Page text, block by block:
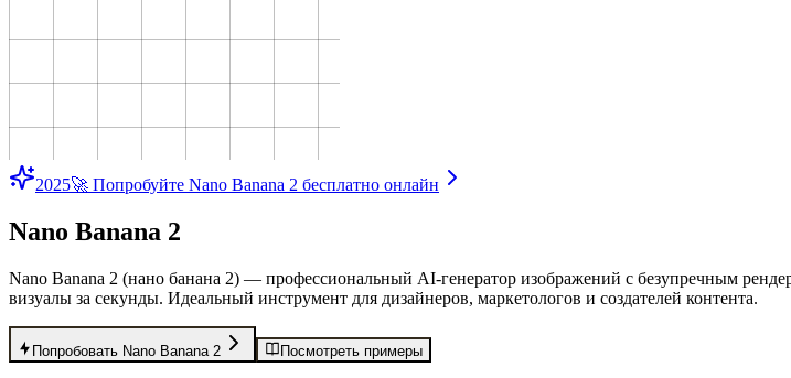
2025🚀 Попробуйте Nano Banana 2 бесплатно онлайн
Nano Banana 2
Nano Banana 2 (нано банана 2) — профессиональный AI-генератор изображений с безупречным
визуалы за секунды. Идеальный инструмент для дизайнеров, маркетологов и создателей контента.
Попробовать Nano Banana 2 Посмотреть примеры